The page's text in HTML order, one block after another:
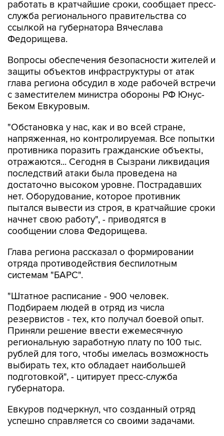
работать в кратчайшие сроки, сообщает пресс-
служба регионального правительства со
ссылкой на губернатора Вячеслава
Федорищева.
Вопросы обеспечения безопасности жителей и
защиты объектов инфраструктуры от атак
глава региона обсудил в ходе рабочей встречи
с заместителем министра обороны РФ Юнус-
Беком Евкуровым.
"Обстановка у нас, как и во всей стране,
напряженная, но контролируемая. Все попытки
противника поразить гражданские объекты,
отражаются... Сегодня в Сызрани ликвидация
последствий атаки была проведена на
достаточно высоком уровне. Пострадавших
нет. Оборудование, которое противник
пытался вывести из строя, в кратчайшие сроки
начнет свою работу", - приводятся в
сообщении слова Федорищева.
Глава региона рассказал о формировании
отряда противодействия беспилотным
системам "БАРС".
"Штатное расписание - 900 человек.
Подбираем людей в отряд из числа
резервистов - тех, кто получал боевой опыт.
Приняли решение ввести ежемесячную
региональную заработную плату по 100 тыс.
рублей для того, чтобы имелась возможность
выбирать тех, кто обладает наибольшей
подготовкой", - цитирует пресс-служба
губернатора.
Евкуров подчеркнул, что созданный отряд
успешно справляется со своими задачами.